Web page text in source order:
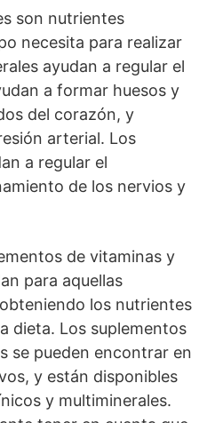
son nutrientes
necesita para realizar
ayudan a regular el
a formar huesos y
del corazón, y
arterial. Los
a regular el
de los nervios y
de vitaminas y
para aquellas
los nutrientes
dieta. Los suplementos
se pueden encontrar en
y están disponibles
y multiminerales.